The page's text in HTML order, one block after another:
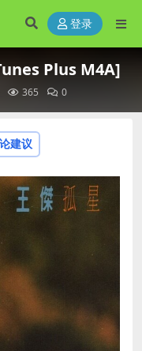
登录
Plus M4A]
365 0
建议